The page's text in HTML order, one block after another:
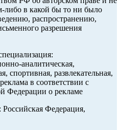
либо в какой бы то ни было
распространению,
разрешения
аналитическая,
спортивная, развлекательная,
в соответствии с
Федерации о рекламе
Российская Федерация,